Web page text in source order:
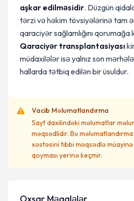
aşkar edilməsidir. Düzgün
tərzi və həkim tövsiyələrinə tam
qaraciyər sağlamlığını qorumağa
Qaraciyər transplantasiyası
müdaxilələr isə yalnız son
hallarda tətbiq edilən bir üsuldur.
Vacib Məlumatlandırma
Sayt daxilindəki məlumatlar
məqsədlidir. Bu
xəstəsini tibbi məqsədlə
qoyması yerinə keçmir.